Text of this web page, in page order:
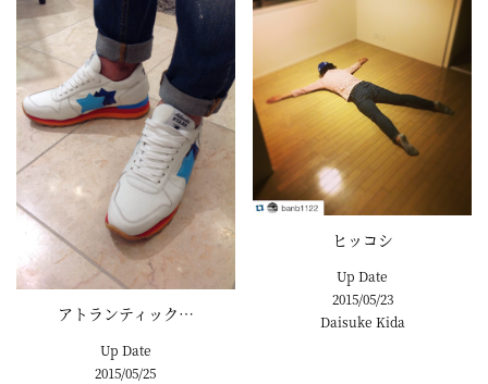
アトランティック…
Up Date
2015/05/25
ヒッコシ
Up Date
2015/05/23
Daisuke Kida